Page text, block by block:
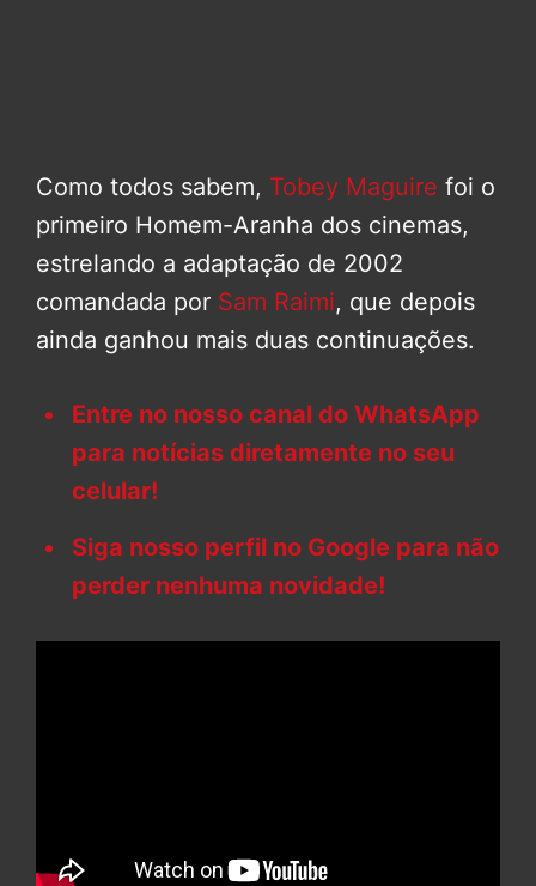
Como todos sabem, Tobey Maguire foi o
primeiro Homem-Aranha dos cinemas,
estrelando a adaptação de 2002
comandada por Sam Raimi, que depois
ainda ganhou mais duas continuações.
Entre no nosso canal do WhatsApp
para notícias diretamente no seu
celular!
Siga nosso perfil no Google para não
perder nenhuma novidade!